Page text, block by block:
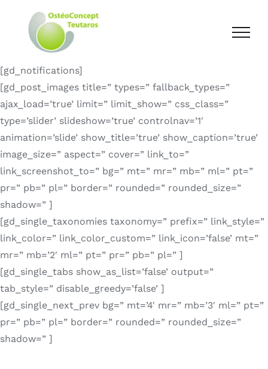
[gd_notifications]
[gd_post_images title=” types=” fallback_types=”
ajax_load=’true’ limit=” limit_show=” css_class=”
type=’slider’ slideshow=’true’ controlnav=’1′
animation=’slide’ show_title=’true’ show_caption=’true’
image_size=” aspect=” cover=” link_to=”
link_screenshot_to=” bg=” mt=” mr=” mb=” ml=” pt=”
pr=” pb=” pl=” border=” rounded=” rounded_size=”
shadow=” ]
[gd_single_taxonomies taxonomy=” prefix=” link_style=”
link_color=” link_color_custom=” link_icon=’false’ mt=”
mr=” mb=’2′ ml=” pt=” pr=” pb=” pl=” ]
[gd_single_tabs show_as_list=’false’ output=”
tab_style=” disable_greedy=’false’ ]
[gd_single_next_prev bg=” mt=’4′ mr=” mb=’3′ ml=” pt=”
pr=” pb=” pl=” border=” rounded=” rounded_size=”
shadow=” ]